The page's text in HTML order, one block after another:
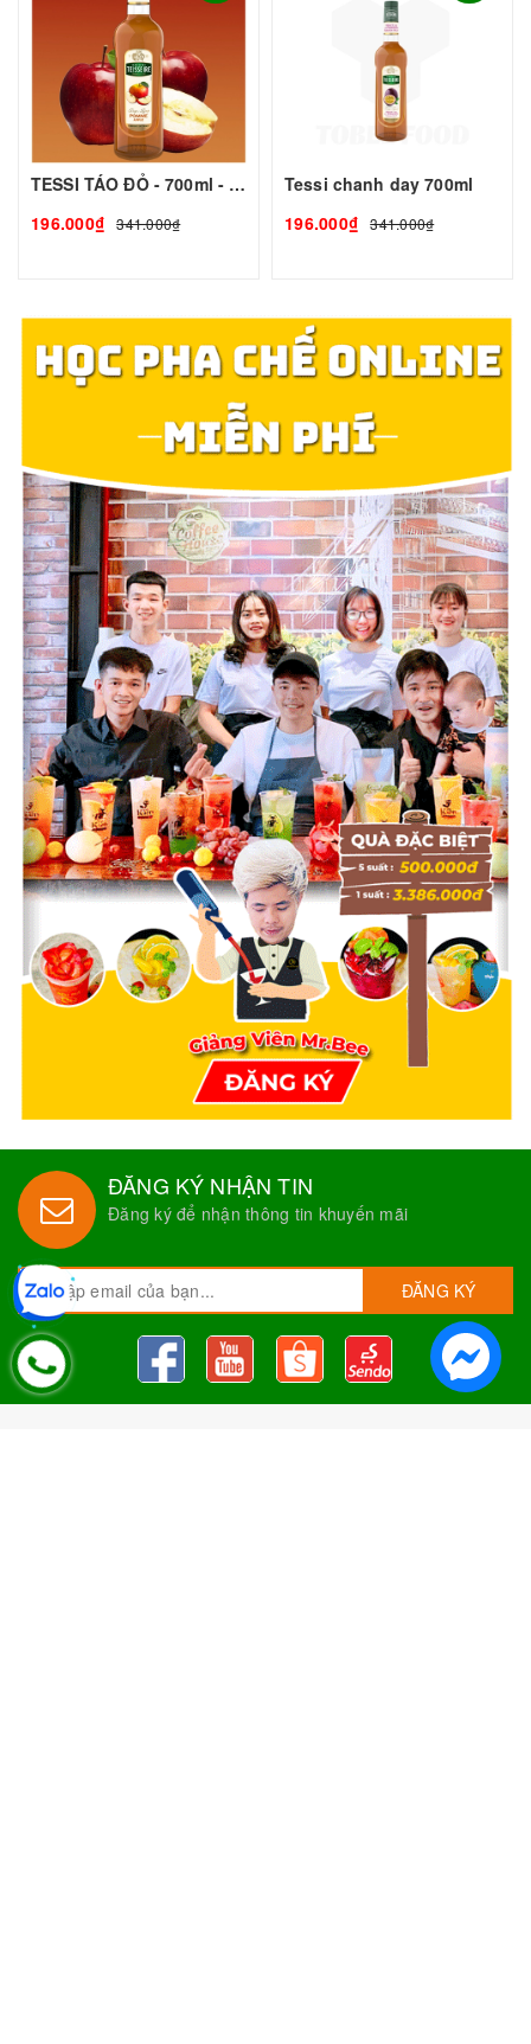
TESSI TÁO ĐỎ - 700ml - TEISSEIRE | Nguyên liệu pha chế - TOBEE FOOD
196.000₫
341.000₫
Tessi chanh day 700ml
196.000₫
341.000₫
ĐĂNG KÝ NHẬN TIN
Đăng ký để nhận thông tin khuyến mãi
ĐĂNG KÝ